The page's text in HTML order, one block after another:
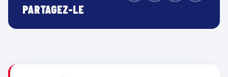
PARTAGEZ-LE